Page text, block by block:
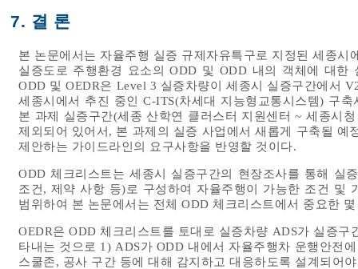
7. 결 론
본 논문에서는 자율주행 실증 규제자유특구로 지정된 세종
실증도로 주행환경 요소의 ODD 및 ODD 내의 객체에 대한
ODD 및 OEDR은 Level 3 실증차량이 세종시 실증구간에서
세종시에서 추진 중인 C-ITS(차세대 지능형교통시스템) 구
본 과제 실증구간(세종 산학연 클러스터 지원센터 ~ 세종시
제외되어 있어서, 본 과제의 실증 사업에서 새롭게 구축될
제안하는 가이드라인의 요구사항을 반영할 것이다.
ODD 체크리스트는 세종시 실증구간의 현장조사를 통해 실
조건, 제약 사항 등)로 구성하여 자율주행이 가능한 조건 및
범위하여 본 논문에서는 전체 ODD 체크리스트에서 중요한
OEDR은 ODD 체크리스트를 토대로 실증차량 ADS가 실증
타내는 것으로 1) ADS가 ODD 내에서 자율주행차 운행안전
스쿨존, 공사 구간 등에 대해 감지하고 대응하도록 설계되어